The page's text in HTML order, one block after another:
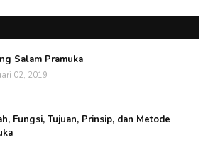
Salam Pramuka
02, 2019
Fungsi, Tujuan, Prinsip, dan Metode